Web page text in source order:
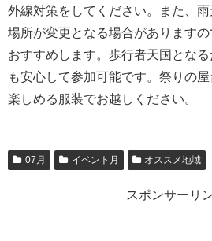
外線対策をしてください。また、
場所が変更となる場合があります
おすすめします。歩行者天国とな
も安心して参加可能です。祭りの
楽しめる服装でお越しください。
07月 イベント月 オススメ地域
スポンサーリ